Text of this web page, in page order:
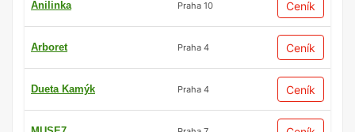
Anilinka Praha 10 Ceník
Arboret Praha 4 Ceník
Dueta Kamýk Praha 4 Ceník